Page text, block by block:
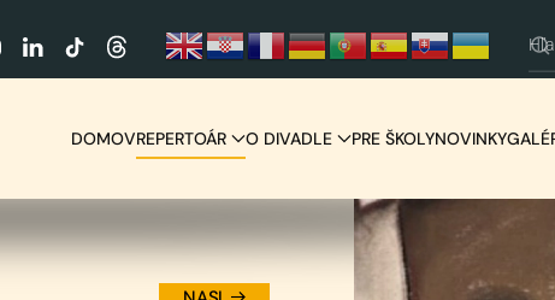
DOMOVREPERTOÁR O DIVADLE PRE ŠKOLYNOVINKY